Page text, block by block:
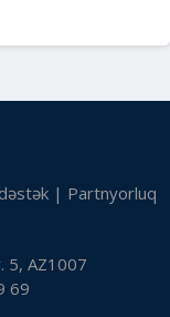
| Partnyorluq
5, AZ1007
69